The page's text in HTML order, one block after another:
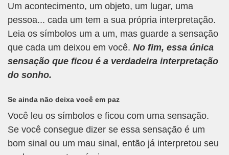
Um acontecimento, um objeto, um lugar, uma
pessoa... cada um tem a sua própria interpretação.
Leia os símbolos um a um, mas guarde a sensação
que cada um deixou em você. No fim, essa única
sensação que ficou é a verdadeira interpretação
do sonho.
Se ainda não deixa você em paz
Você leu os símbolos e ficou com uma sensação.
Se você consegue dizer se essa sensação é um
bom sinal ou um mau sinal, então já interpretou seu